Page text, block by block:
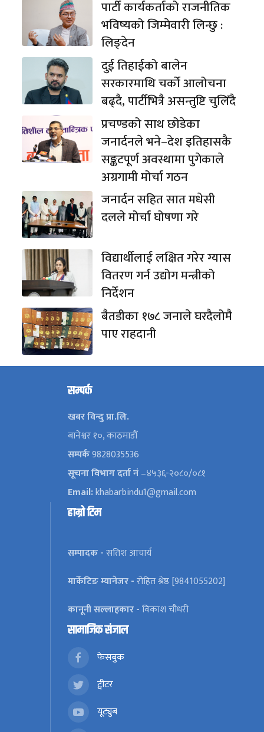
पार्टी कार्यकर्ताको राजनीतिक
भविष्यको जिम्मेवारी लिन्छु :
लिङ्देन
दुई तिहाईको बालेन
सरकारमाथि चर्को आलोचना
बढ्दै, पार्टीभित्रै असन्तुष्टि चुलिँदै
प्रचण्डको साथ छोडेका
जनार्दनले भने–देश इतिहासकै
सङ्कटपूर्ण अवस्थामा पुगेकाले
अग्रगामी मोर्चा गठन
जनार्दन सहित सात मधेसी
दलले मोर्चा घोषणा गरे
विद्यार्थीलाई लक्षित गरेर ग्यास
वितरण गर्न उद्योग मन्त्रीको
निर्देशन
बैतडीका १७८ जनाले घरदैलोमै
पाए राहदानी
सम्पर्क
खबर विन्दु प्रा.लि.
बानेश्वर १०, काठमाडौँ
सम्पर्क9828035536
सूचना विभाग दर्ता नं–४५३६-२०८०/०८१
Email:khabarbindu1@gmail.com
हाम्रो टिम
सम्पादक -सतिश आचार्य
मार्केटिङ म्यानेजर -रोहित श्रेष्ठ [9841055202]
कानूनी सल्लाहकार -विकाश चौधरी
सामाजिक संजाल
फेसबुक
ट्वीटर
यूट्युब